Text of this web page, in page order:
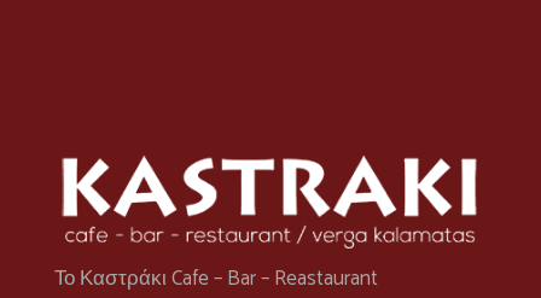
Το Καστράκι Cafe – Bar – Reastaurant